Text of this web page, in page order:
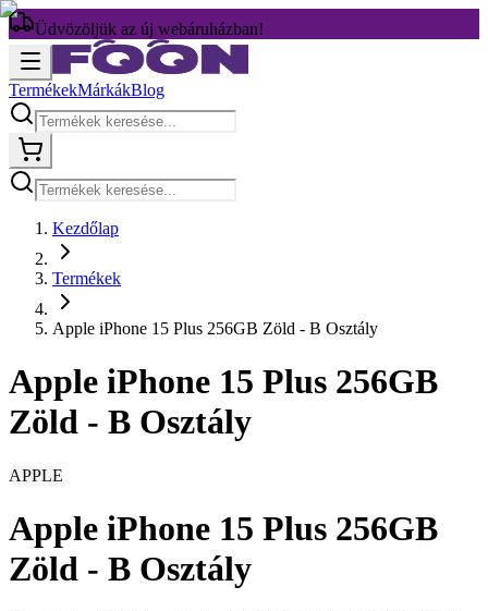
Üdvözöljük az új webáruházban!
TermékekMárkákBlog
Kezdőlap
Termékek
Apple iPhone 15 Plus 256GB Zöld - B Osztály
Apple iPhone 15 Plus 256GB
Zöld - B Osztály
APPLE
Apple iPhone 15 Plus 256GB
Zöld - B Osztály